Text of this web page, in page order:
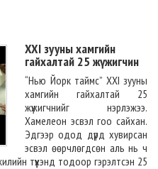
XXI зууны хамгийн
гайхалтай 25 жүжигчин
“Нью Йорк таймс” XXI зууны
хамгийн гайхалтай 25
жүжигчнийг нэрлэжээ.
Хамелеон эсвэл гоо сайхан.
Эдгээр одод дүрд хувирсан
эсвэл өөрчлөгдсөн аль нь ч
түүхэнд тодоор гэрэлтсэн 25